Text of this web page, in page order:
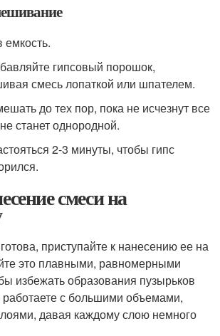
емкость.
гипсовый порошок,
смесь лопаткой или шпателем.
до тех пор, пока не исчезнут все
станет однородной.
2-3 минуты, чтобы гипс
смеси на
приступайте к нанесению ее на
это плавными, равномерными
избежать образования пузырьков
с большими объемами,
давая каждому слою немного